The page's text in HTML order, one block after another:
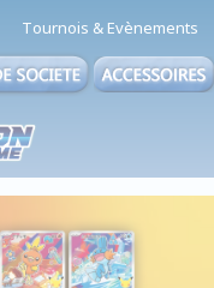
Tournois & Evènements